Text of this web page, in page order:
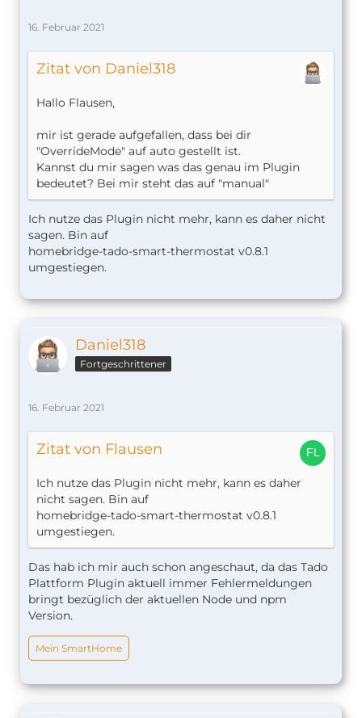
"zoneType": "HEATING",
"serial": "VA2900827136",
},
"VA2478381824-2": {
"active": true,
"heatValue": 5,
"coolValue": 5,
"maxDelay": 10,
"zoneName": "Schlafzimmer",
"zoneType": "HEATING",
"deviceType": "VA",
"serial": "VA2478381824",
},
"active": true,
"heatValue": 5,
"coolValue": 5,
"overrideMode": "manual",
"zoneName": "Küche",
"zoneType": "HEATING",
"serial": "VA3401128704",
"type": "thermostat"
},
"VA0901323520-4": {
"active": true,
"heatValue": 5,
"coolValue": 5,
"maxDelay": 10,
"overrideMode": "manual",
"zoneName": "Badezimmer",
"zoneType": "HEATING",
"serial": "VA0901323520",
16. Februar 2021
Zitat von Daniel318
Hallo Flausen,
mir ist gerade aufgefallen, dass bei dir
"OverrideMode" auf auto gestellt ist.
Kannst du mir sagen was das genau im Plugin
bedeutet? Bei mir steht das auf "manual"
Ich nutze das Plugin nicht mehr, kann es daher nicht
sagen. Bin auf
homebridge-tado-smart-thermostat v0.8.1
umgestiegen.
Daniel318
Fortgeschrittener
16. Februar 2021
Zitat von Flausen
Ich nutze das Plugin nicht mehr, kann es daher
nicht sagen. Bin auf
homebridge-tado-smart-thermostat v0.8.1
umgestiegen.
Das hab ich mir auch schon angeschaut, da das Tado
Plattform Plugin aktuell immer Fehlermeldungen
bringt bezüglich der aktuellen Node und npm
Version.
Mein SmartHome